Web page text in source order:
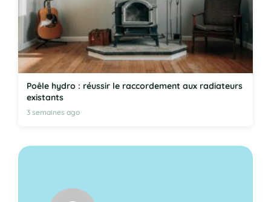
Poêle hydro : réussir le raccordement aux radiateurs
existants
3 semaines ago